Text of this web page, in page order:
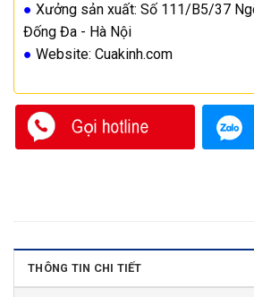
● Xưởng sản xuất: Số 111/B5/37
Đống Đa - Hà Nội
● Website: Cuakinh.com
THÔNG TIN CHI TIẾT